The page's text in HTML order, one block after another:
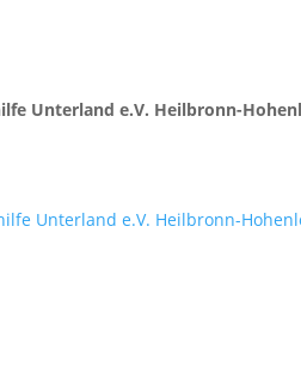
Unterland e.V. Heilbronn-